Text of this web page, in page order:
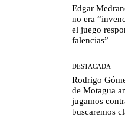
Edgar
no era
el juego
falencias”
DESTACADA
Rodrigo
de Motagua
jugamos
buscaremos